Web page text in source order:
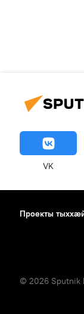
VK
Проекты
© 2026 Sputnik